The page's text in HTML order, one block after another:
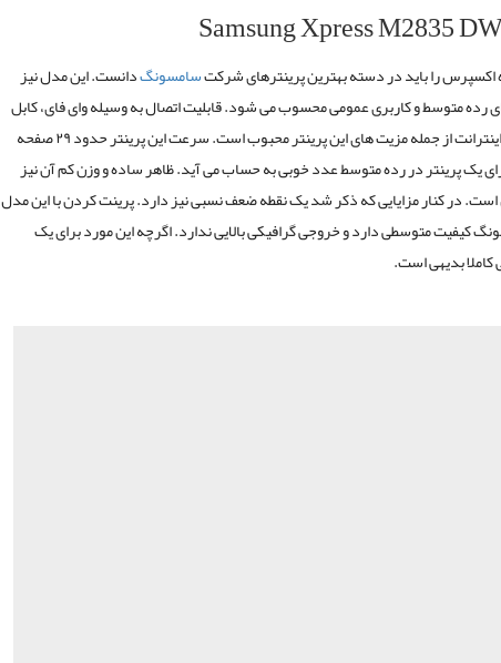
Samsung Xpress M2835
اکسپرس را باید در دسته بهترین پرینترهای شرکتسامسونگدانست. این مدل نیز
رده متوسط و کاربری عمومی محسوب می شود. قابلیت اتصال به وسیله وای فای، کابل
یو اس پی و همچنین اینترانت از جمله مزیت های این پرینتر محبوب است. سرعت این پرینتر حدود ۲۹ صفحه
یک پرینتر در رده متوسط عدد خوبی به حساب می آید. ظاهر ساده و وزن کم آن نیز
در کنار مزایایی که ذکر شد یک نقطه ضعف نسبی نیز دارد. پرینت کردن با این مدل
کیفیت متوسطی دارد و خروجی گرافیکی بالایی ندارد. اگرچه این مورد برای یک
کاملا بدیهی است.